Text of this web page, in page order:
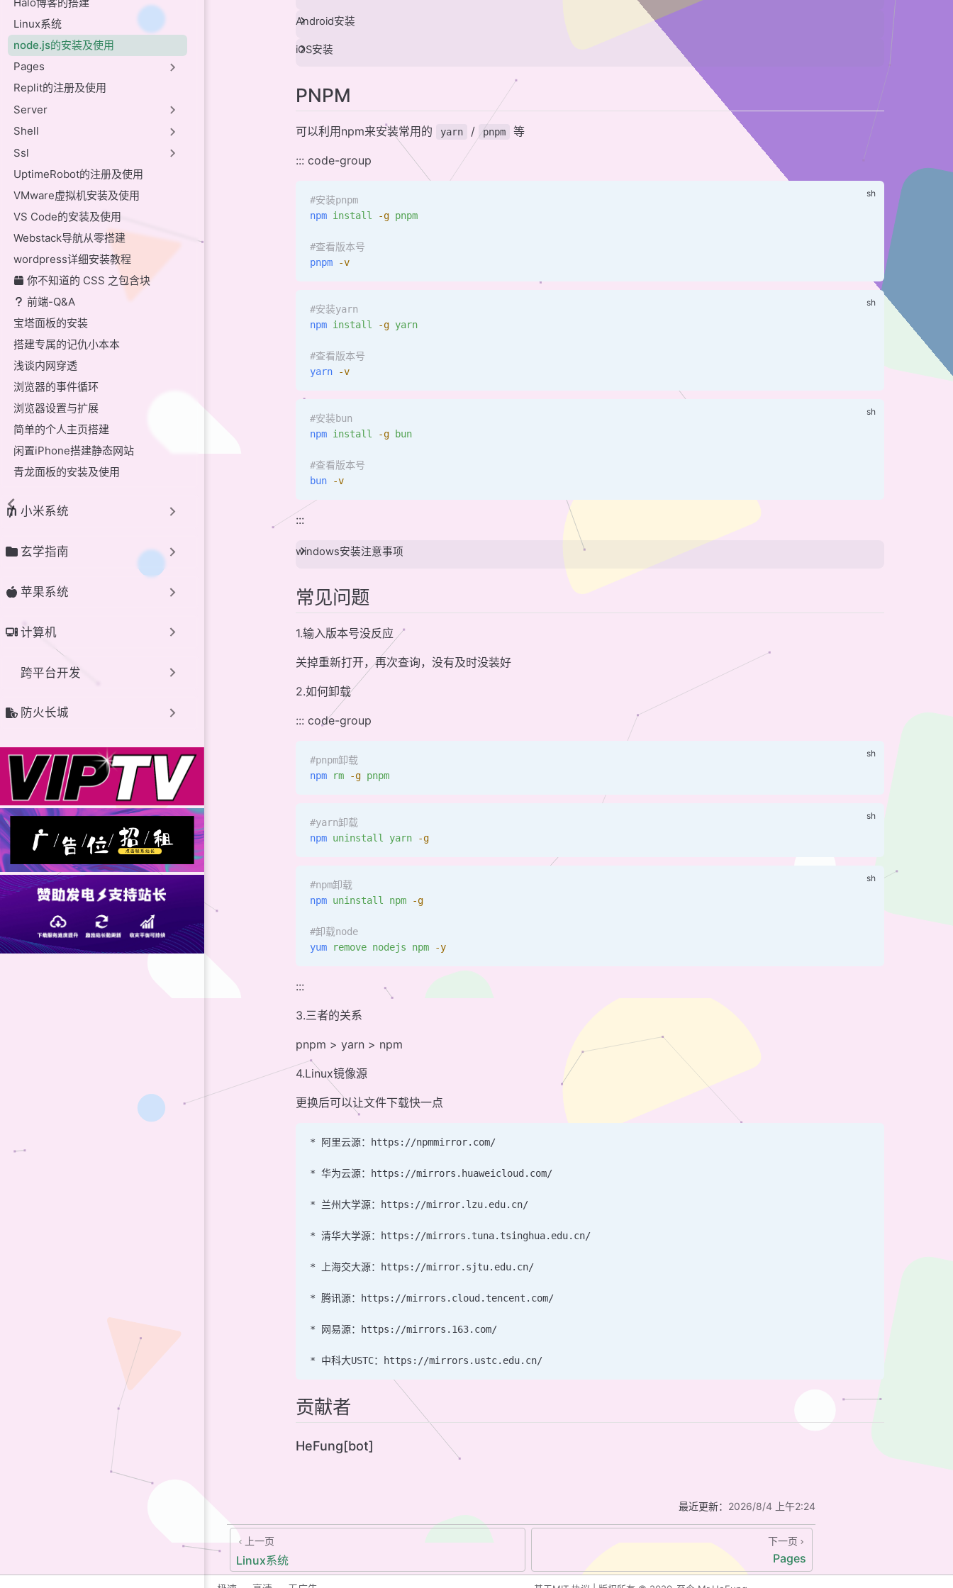
Linux系统
node.js的安装及使用
Pages
Replit的注册及使用
Server
Shell
Ssl
UptimeRobot的注册及使用
VMware虚拟机安装及使用
VS Code的安装及使用
Webstack导航从零搭建
wordpress详细安装教程
你不知道的 CSS 之包含块
前端-Q&A
宝塔面板的安装
搭建专属的记仇小本本
浅谈内网穿透
浏览器的事件循环
浏览器设置与扩展
简单的个人主页搭建
闲置iPhone搭建静态网站
青龙面板的安装及使用
小米系统
玄学指南
苹果系统
计算机
跨平台开发
防火长城
Android安装
iOS安装
PNPM
可以利用npm来安装常用的 yarn / pnpm 等
::: code-group
#安装pnpm
npm install -g pnpm
#查看版本号
pnpm -v
#安装yarn
npm install -g yarn
#查看版本号
yarn -v
#安装bun
npm install -g bun
#查看版本号
bun -v
:::
windows安装注意事项
常见问题
1.输入版本号没反应
关掉重新打开，再次查询，没有及时没装好
2.如何卸载
::: code-group
#pnpm卸载
npm rm -g pnpm
#yarn卸载
npm uninstall yarn -g
#npm卸载
npm uninstall npm -g
#卸载node
yum remove nodejs npm -y
:::
3.三者的关系
pnpm > yarn > npm
4.Linux镜像源
更换后可以让文件下载快一点
* 阿里云源：https://npmmirror.com/
* 华为云源：https://mirrors.huaweicloud.com/
* 兰州大学源：https://mirror.lzu.edu.cn/
* 清华大学源：https://mirrors.tuna.tsinghua.edu.cn/
* 上海交大源：https://mirror.sjtu.edu.cn/
* 腾讯源：https://mirrors.cloud.tencent.com/
* 网易源：https://mirrors.163.com/
* 中科大USTC：https://mirrors.ustc.edu.cn/
贡献者
HeFung[bot]
最近更新： 2026/8/4 上午2:24
上一页
Linux系统
下一页
Pages